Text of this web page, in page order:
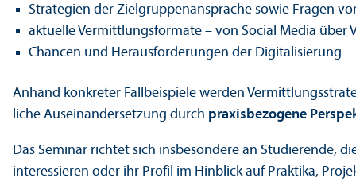
Strategien der Ziel­gruppen­ansprache sowie Fragen
aktuelle Vermittlungs­formate – von Social Media
Chancen und Herausforderungen der Digitalisierung
Anhand konkreter Fallbeispiele werden
liche Auseinandersetzung durch praxisbezogene
Das Seminar richtet sich insbesondere an Studierende,
interessieren oder ihr Profil im Hinblick auf Praktika,